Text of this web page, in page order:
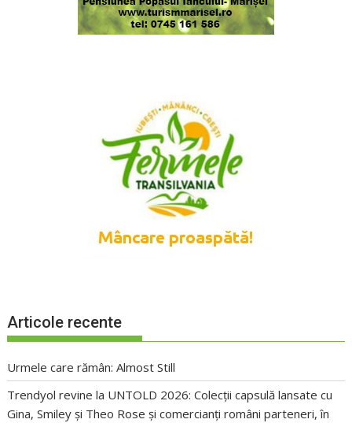
Articole recente
Urmele care rămân: Almost Still
Trendyol revine la UNTOLD 2026: Colecții capsulă lansate cu
Gina, Smiley și Theo Rose și comercianți români parteneri, în